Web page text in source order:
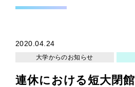
2020.04.24
大学からのお知らせ
連休における短大閉